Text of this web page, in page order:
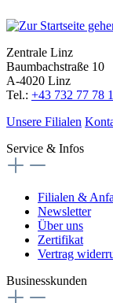
Zentrale Linz
Baumbachstraße 10
A-4020 Linz
Tel.: +43 732 77 78
Unsere Filialen
Service & Infos
Filialen &
Newsletter
Über uns
Zertifikat
Vertrag
Businesskunden